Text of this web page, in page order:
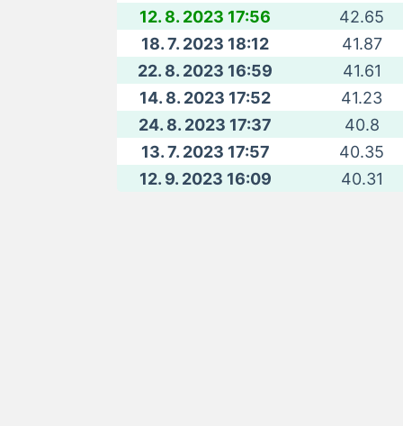
12. 8. 2023 17:56
42.65
18. 7. 2023 18:12
41.87
22. 8. 2023 16:59
41.61
14. 8. 2023 17:52
41.23
24. 8. 2023 17:37
40.8
13. 7. 2023 17:57
40.35
12. 9. 2023 16:09
40.31